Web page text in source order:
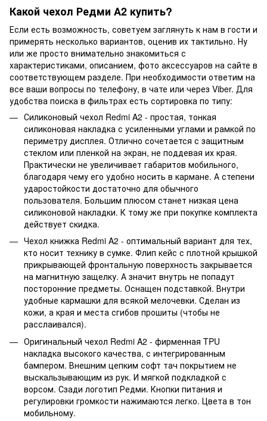
Какой чехол Редми А2 купить?
Если есть возможность, советуем заглянуть к нам в гости и
примерять несколько вариантов, оценив их тактильно. Ну
или же просто внимательно знакомиться с
характеристиками, описанием, фото аксессуаров на сайте в
соответствующем разделе. При необходимости ответим на
все ваши вопросы по телефону, в чате или через Viber. Для
удобства поиска в фильтрах есть сортировка по типу:
Силиконовый чехол Redmi A2 - простая, тонкая
силиконовая накладка с усиленными углами и рамкой по
периметру дисплея. Отлично сочетается с защитным
стеклом или пленкой на экран, не поддевая их края.
Практически не увеличивает габаритов мобильного,
благодаря чему его удобно носить в кармане. А степени
ударостойкости достаточно для обычного
пользователя. Большим плюсом станет низкая цена
силиконовой накладки. К тому же при покупке комплекта
действует скидка.
Чехол книжка Redmi A2 - оптимальный вариант для тех,
кто носит технику в сумке. Флип кейс с плотной крышкой
прикрывающей фронтальную поверхность закрывается
на магнитную защелку. А значит внутрь не попадут
посторонние предметы. Оснащен подставкой. Внутри
удобные кармашки для всякой мелочевки. Сделан из
кожи, а края и места сгибов прошиты (чтобы не
расслаивался).
Оригинальный чехол Redmi A2 - фирменная TPU
накладка высокого качества, с интегрированным
бампером. Внешним цепким софт тач покрытием не
выскальзывающим из рук. И мягкой подкладкой с
ворсом. Сзади логотип Редми. Кнопки питания и
регулировки громкости нажимаются легко. Цвета в тон
мобильному.